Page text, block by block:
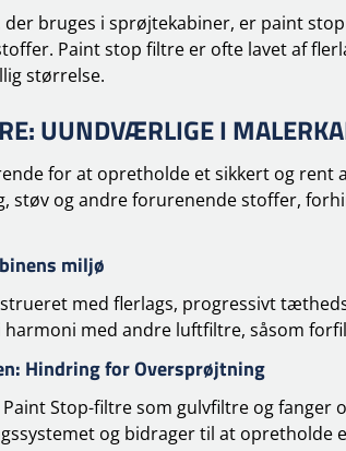
bruges i sprøjtekabiner, er paint
Paint stop filtre er ofte lavet af
størrelse.
UUNDVÆRLIGE I
for at opretholde et sikkert og rent
støv og andre forurenende stoffer,
miljø
med flerlags, progressivt
med andre luftfiltre, såsom
Hindring for Oversprøjtning
Stop-filtre som gulvfiltre og
og bidrager til at opretholde